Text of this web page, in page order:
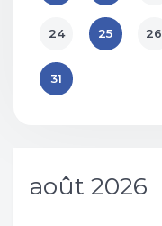
24 25 26
31
août 2026